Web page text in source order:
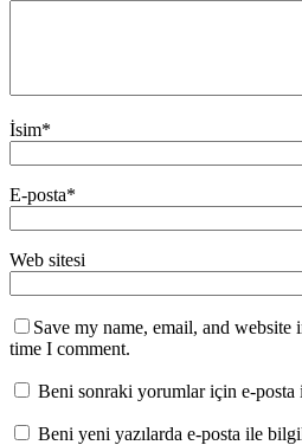
İsim*
E-posta*
Web sitesi
Save my name, email, and
time I comment.
Beni sonraki yorumlar için e-posta
Beni yeni yazılarda e-posta ile